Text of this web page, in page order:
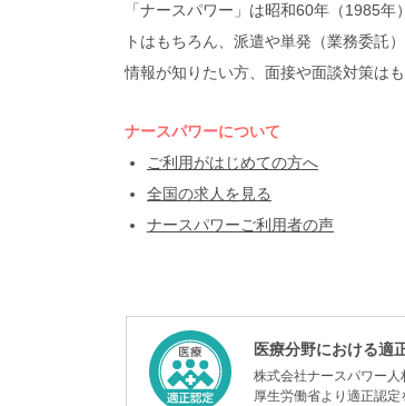
「ナースパワー」は昭和60年（1985
トはもちろん、派遣や単発（業務委託
情報が知りたい方、面接や面談対策は
ナースパワーについて
ご利用がはじめての方へ
全国の求人を見る
ナースパワーご利用者の声
医療分野における適
株式会社ナースパワー人
厚生労働省より適正認定